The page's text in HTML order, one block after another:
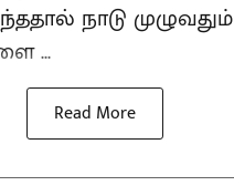
நாடு முழுவதும்
...
Read More